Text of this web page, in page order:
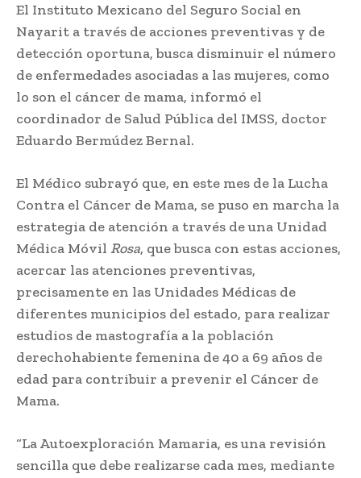
El Instituto Mexicano del Seguro Social en
Nayarit a través de acciones preventivas y de
detección oportuna, busca disminuir el número
de enfermedades asociadas a las mujeres, como
lo son el cáncer de mama, informó el
coordinador de Salud Pública del IMSS, doctor
Eduardo Bermúdez Bernal.
El Médico subrayó que, en este mes de la Lucha
Contra el Cáncer de Mama, se puso en marcha la
estrategia de atención a través de una Unidad
Médica Móvil Rosa, que busca con estas acciones,
acercar las atenciones preventivas,
precisamente en las Unidades Médicas de
diferentes municipios del estado, para realizar
estudios de mastografía a la población
derechohabiente femenina de 40 a 69 años de
edad para contribuir a prevenir el Cáncer de
Mama.
“La Autoexploración Mamaria, es una revisión
sencilla que debe realizarse cada mes, mediante